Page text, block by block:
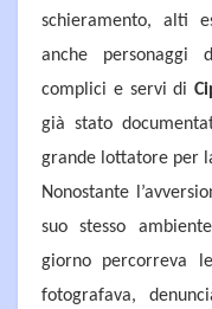
schieramento, alti
anche personaggi
complici e servi di
già stato
grande lottatore per
Nonostante
suo stesso
giorno percorreva
fotografava,